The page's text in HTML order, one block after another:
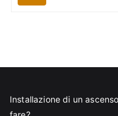
Installazione di un